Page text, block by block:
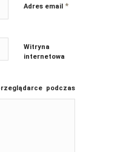
Adres email *
Witryna
internetowa
podczas